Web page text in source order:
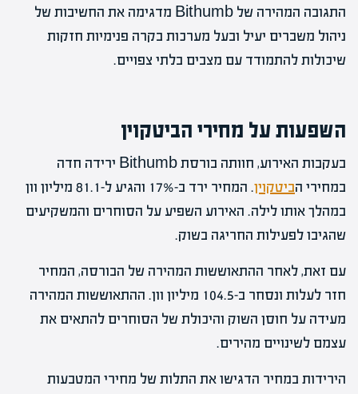
התגובה המהירה של Bithumb מדגימה את החשיבות של
ניהול משברים יעיל ובעל מערכות בקרה פנימיות חזקות
שיכולות להתמודד עם מצבים בלתי צפויים.
השפעות על מחירי הביטקוין
בעקבות האירוע, חוותה בורסת Bithumb ירידה חדה
במחירי הביטקוין
. המחיר ירד ב-17% והגיע ל-81.1 מיליון וון
במהלך אותו לילה. האירוע השפיע על הסוחרים והמשקיעים
שהגיבו לפעילות החריגה בשוק.
עם זאת, לאחר ההתאוששות המהירה של הבורסה, המחיר
חזר לעלות ונסחר ב-104.5 מיליון וון. ההתאוששות המהירה
מעידה על חוסן השוק והיכולת של הסוחרים להתאים את
עצמם לשינויים מהירים.
הירידות במחיר הדגישו את התלות של מחירי המטבעות